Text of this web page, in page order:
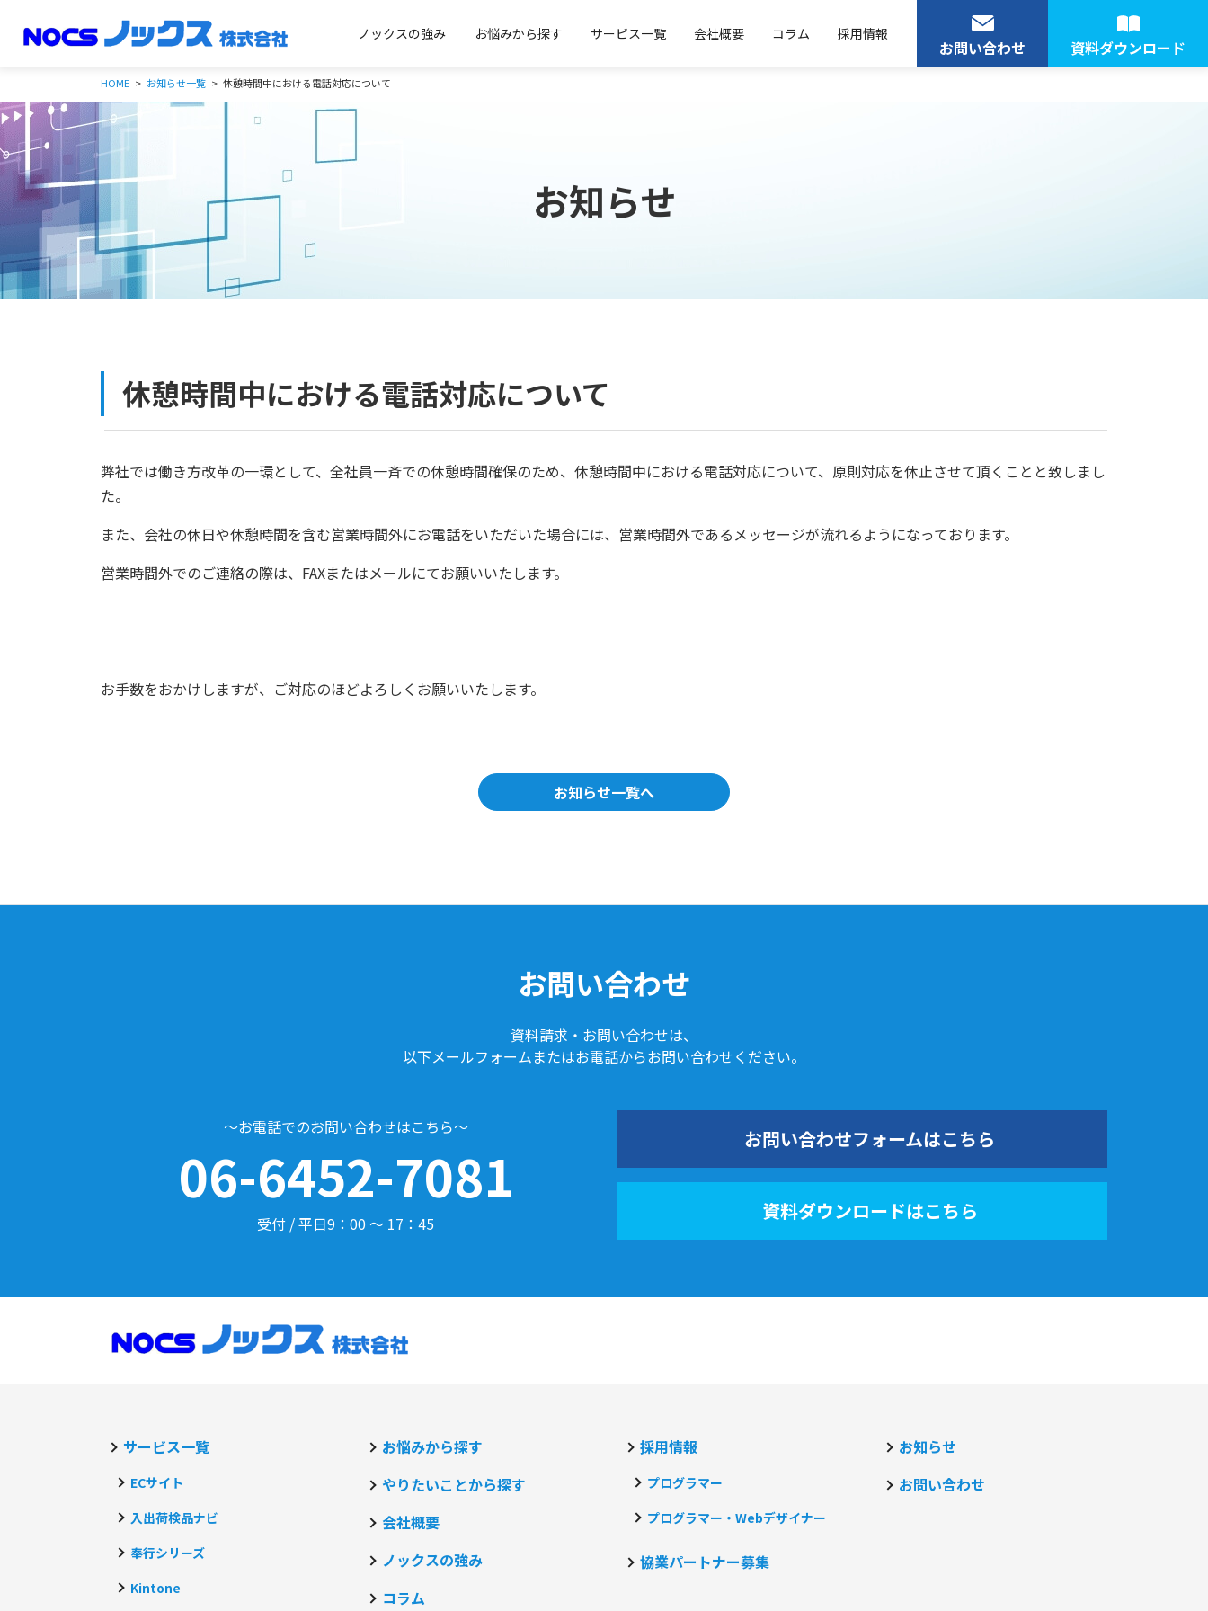
ノックスの強み お悩みから探す サービス一覧 会社概要 コラム 採用情報
お問い合わせ 資料ダウンロード
HOME お知らせ一覧 休憩時間中における電話対応について
お知らせ
休憩時間中における電話対応について
弊社では働き方改革の一環として、全社員一斉での休憩時間確保のため、休憩時間中における電話対応について、原則対応を休止させて頂くことと致しまし
た。
また、会社の休日や休憩時間を含む営業時間外にお電話をいただいた場合には、営業時間外であるメッセージが流れるようになっております。
営業時間外でのご連絡の際は、FAXまたはメールにてお願いいたします。
お手数をおかけしますが、ご対応のほどよろしくお願いいたします。
お知らせ一覧へ
お問い合わせ
資料請求・お問い合わせは、
以下メールフォームまたはお電話からお問い合わせください。
～お電話でのお問い合わせはこちら～
06-6452-7081
受付 / 平日9：00 ～ 17：45
お問い合わせフォームはこちら
資料ダウンロードはこちら
サービス一覧
ECサイト
入出荷検品ナビ
奉行シリーズ
Kintone
お悩みから探す
やりたいことから探す
会社概要
ノックスの強み
コラム
採用情報
プログラマー
プログラマー・Webデザイナー
協業パートナー募集
お知らせ
お問い合わせ